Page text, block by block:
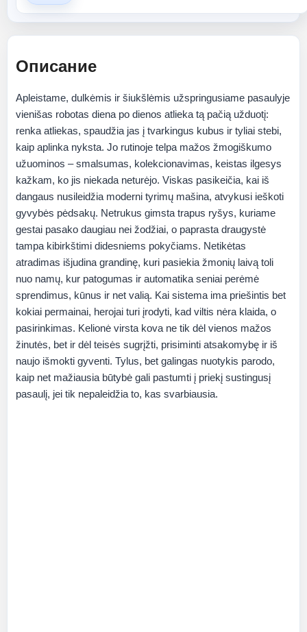
Описание
Apleistame, dulkėmis ir šiukšlėmis užspringusiame pasaulyje
vienišas robotas diena po dienos atlieka tą pačią užduotį:
renka atliekas, spaudžia jas į tvarkingus kubus ir tyliai stebi,
kaip aplinka nyksta. Jo rutinoje telpa mažos žmogiškumo
užuominos – smalsumas, kolekcionavimas, keistas ilgesys
kažkam, ko jis niekada neturėjo. Viskas pasikeičia, kai iš
dangaus nusileidžia moderni tyrimų mašina, atvykusi ieškoti
gyvybės pėdsakų. Netrukus gimsta trapus ryšys, kuriame
gestai pasako daugiau nei žodžiai, o paprasta draugystė
tampa kibirkštimi didesniems pokyčiams. Netikėtas
atradimas išjudina grandinę, kuri pasiekia žmonių laivą toli
nuo namų, kur patogumas ir automatika seniai perėmė
sprendimus, kūnus ir net valią. Kai sistema ima priešintis bet
kokiai permainai, herojai turi įrodyti, kad viltis nėra klaida, o
pasirinkimas. Kelionė virsta kova ne tik dėl vienos mažos
žinutės, bet ir dėl teisės sugrįžti, prisiminti atsakomybę ir iš
naujo išmokti gyventi. Tylus, bet galingas nuotykis parodo,
kaip net mažiausia būtybė gali pastumti į priekį sustingusį
pasaulį, jei tik nepaleidžia to, kas svarbiausia.